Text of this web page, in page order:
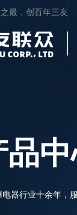
最，创百年三友
品
电器行业十余年，